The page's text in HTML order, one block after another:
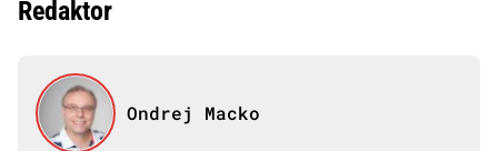
Redaktor
Ondrej Macko